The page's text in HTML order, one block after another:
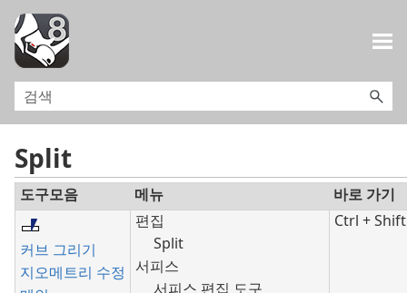
Split
도구모음 메뉴 바로 가기
커브 그리기
지오메트리 수정
편집
Split
서피스
서피스 편집 도구
Ctrl +